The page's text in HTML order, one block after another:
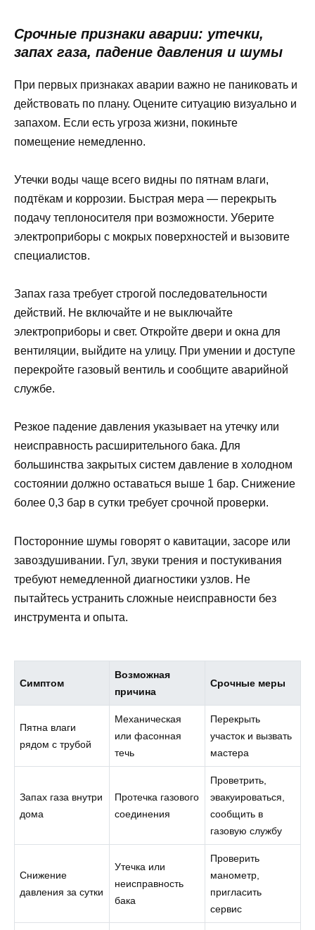
Срочные признаки аварии: утечки,
запах газа, падение давления и шумы
При первых признаках аварии важно не паниковать и
действовать по плану. Оцените ситуацию визуально и
запахом. Если есть угроза жизни, покиньте
помещение немедленно.
Утечки воды чаще всего видны по пятнам влаги,
подтёкам и коррозии. Быстрая мера — перекрыть
подачу теплоносителя при возможности. Уберите
электроприборы с мокрых поверхностей и вызовите
специалистов.
Запах газа требует строгой последовательности
действий. Не включайте и не выключайте
электроприборы и свет. Откройте двери и окна для
вентиляции, выйдите на улицу. При умении и доступе
перекройте газовый вентиль и сообщите аварийной
службе.
Резкое падение давления указывает на утечку или
неисправность расширительного бака. Для
большинства закрытых систем давление в холодном
состоянии должно оставаться выше 1 бар. Снижение
более 0,3 бар в сутки требует срочной проверки.
Посторонние шумы говорят о кавитации, засоре или
завоздушивании. Гул, звуки трения и постукивания
требуют немедленной диагностики узлов. Не
пытайтесь устранить сложные неисправности без
инструмента и опыта.
Симптом
Возможная
причина
Срочные меры
Пятна влаги
рядом с трубой
Механическая
или фасонная
течь
Перекрыть
участок и вызвать
мастера
Запах газа внутри
дома
Протечка газового
соединения
Проветрить,
эвакуироваться,
сообщить в
газовую службу
Снижение
давления за сутки
Утечка или
неисправность
бака
Проверить
манометр,
пригласить
сервис